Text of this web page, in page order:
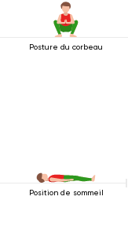
Posture du corbeau
Position de sommeil